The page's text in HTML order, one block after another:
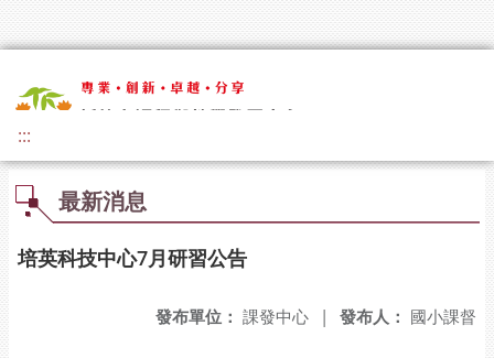
:::
最新消息
培英科技中心7月研習公告
發布人： 國小課督
發布單位： 課發中心 |